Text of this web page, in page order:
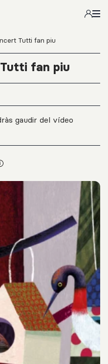
Tutti fan piu
fan piu
gaudir del vídeo